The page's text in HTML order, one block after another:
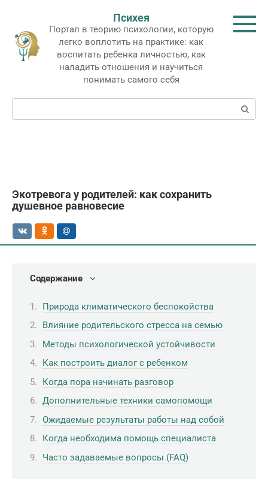
контенту
Психея
Портал в теорию психологии, которую
легко воплотить на практике: как
воспитать ребенка личностью, как
наладить отношения и научиться
понимать самого себя
Поиск:
Экотревога у родителей: как сохранить
душевное равновесие
Содержание
Природа климатического беспокойства
Влияние родительского стресса на семью
Методы психологической устойчивости
Как построить диалог с ребенком
Когда пора начинать разговор
Дополнительные техники самопомощи
Ожидаемые результаты работы над собой
Когда необходима помощь специалиста
Часто задаваемые вопросы (FAQ)